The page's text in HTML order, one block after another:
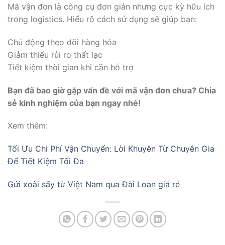
Mã vận đơn là công cụ đơn giản nhưng cực kỳ hữu ích
trong logistics. Hiểu rõ cách sử dụng sẽ giúp bạn:
Chủ động theo dõi hàng hóa
Giảm thiểu rủi ro thất lạc
Tiết kiệm thời gian khi cần hỗ trợ
Bạn đã bao giờ gặp vấn đề với mã vận đơn chưa? Chia
sẻ kinh nghiệm của bạn ngay nhé!
Xem thêm:
Tối Ưu Chi Phí Vận Chuyển: Lời Khuyên Từ Chuyên Gia
Để Tiết Kiệm Tối Đa
Gửi xoài sấy từ Việt Nam qua Đài Loan giá rẻ